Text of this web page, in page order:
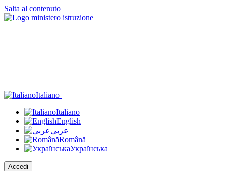
Salta al contenuto
Italiano
Italiano
English
عربى
Română
Українська
Accedi